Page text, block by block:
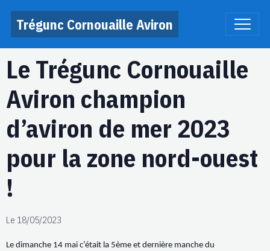
Trégunc Cornouaille Aviron
Le Trégunc Cornouaille
Aviron champion
d’aviron de mer 2023
pour la zone nord-ouest
!
Le 18/05/2023
Le dimanche 14 mai c’était la 5ème et dernière manche du